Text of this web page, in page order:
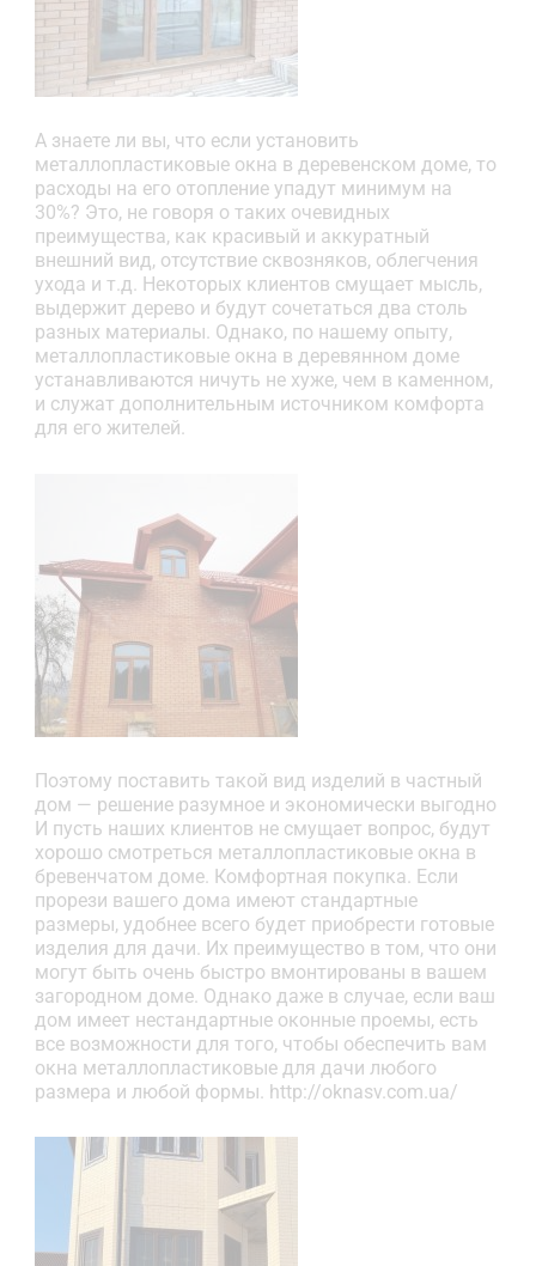
А знаете ли вы, что если установить
металлопластиковые окна в деревенском доме, то
расходы на его отопление упадут минимум на
30%? Это, не говоря о таких очевидных
преимущества, как красивый и аккуратный
внешний вид, отсутствие сквозняков, облегчения
ухода и т.д. Некоторых клиентов смущает мысль,
выдержит дерево и будут сочетаться два столь
разных материалы. Однако, по нашему опыту,
металлопластиковые окна в деревянном доме
устанавливаются ничуть не хуже, чем в каменном,
и служат дополнительным источником комфорта
для его жителей.
Поэтому поставить такой вид изделий в частный
дом — решение разумное и экономически выгодно
И пусть наших клиентов не смущает вопрос, будут
хорошо смотреться металлопластиковые окна в
бревенчатом доме. Комфортная покупка. Если
прорези вашего дома имеют стандартные
размеры, удобнее всего будет приобрести готовые
изделия для дачи. Их преимущество в том, что они
могут быть очень быстро вмонтированы в вашем
загородном доме. Однако даже в случае, если ваш
дом имеет нестандартные оконные проемы, есть
все возможности для того, чтобы обеспечить вам
окна металлопластиковые для дачи любого
размера и любой формы. http://oknasv.com.ua/